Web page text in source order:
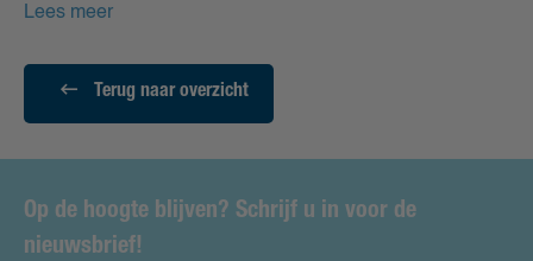
Lees meer
Terug naar overzicht
Op de hoogte blijven? Schrijf u in voor de
nieuwsbrief!